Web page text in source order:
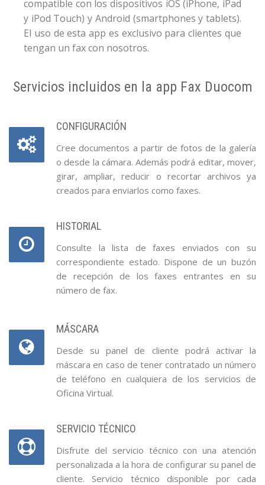
compatible con los dispositivos iOS (iPhone, iPad
y iPod Touch) y Android (smartphones y tablets).
El uso de esta app es exclusivo para clientes que
tengan un fax con nosotros.
Servicios incluidos en la app Fax Duocom
CONFIGURACIÓN
Cree documentos a partir de fotos de la galería
o desde la cámara. Además podrá editar, mover,
girar, ampliar, reducir o recortar archivos ya
creados para enviarlos como faxes.
HISTORIAL
Consulte la lista de faxes enviados con su
correspondiente estado. Dispone de un buzón
de recepción de los faxes entrantes en su
número de fax.
MÁSCARA
Desde su panel de cliente podrá activar la
máscara en caso de tener contratado un número
de teléfono en cualquiera de los servicios de
Oficina Virtual.
SERVICIO TÉCNICO
Disfrute del servicio técnico con una atención
personalizada a la hora de configurar su panel de
cliente. Servicio técnico disponible por cada